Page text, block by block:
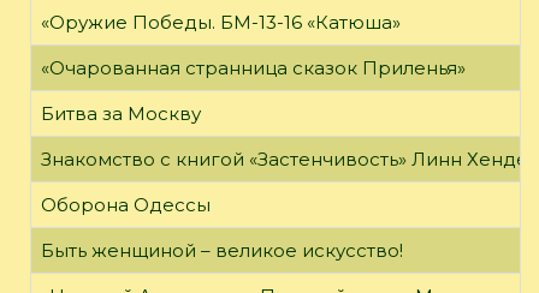
«Оружие Победы. БМ-13-16 «Катюша»
«Очарованная странница сказок Приленья»
Битва за Москву
Знакомство с книгой «Застенчивость» Линн
Оборона Одессы
Быть женщиной – великое искусство!